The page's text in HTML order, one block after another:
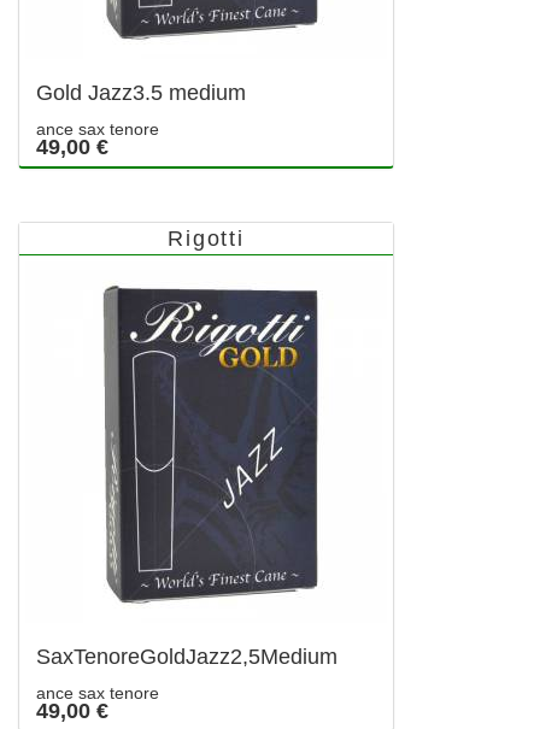
Gold Jazz3.5 medium
ance sax tenore
49,00 €
Rigotti
SaxTenoreGoldJazz2,5Medium
ance sax tenore
49,00 €